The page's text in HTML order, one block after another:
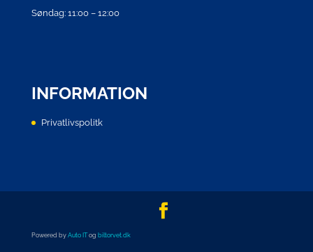
Søndag: 11:00 – 12:00
INFORMATION
Privatlivspolitk
Powered by Auto ITog biltorvet.dk